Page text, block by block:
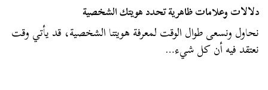
دلالات وعلامات ظاهرية تحدد هويتك الشخصية
نحاول ونسعى طوال الوقت لمعرفة هويتنا الشخصية، قد يأتي وقت
نعتقد فيه أن كل شيء…